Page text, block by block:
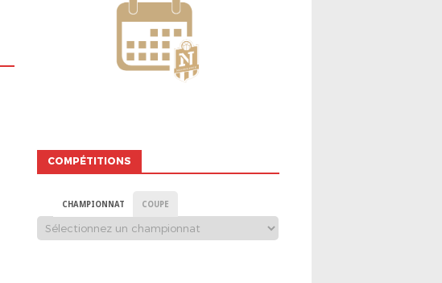
COMPÉTITIONS
CHAMPIONNAT COUPE